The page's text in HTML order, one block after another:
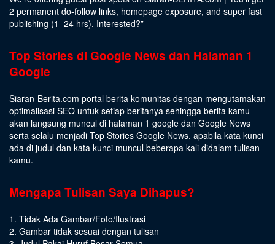
2 permanent do-follow links, homepage exposure, and super fast
publishing (1–24 hrs). Interested?”
Top Stories di Google News dan Halaman 1
Google
Siaran-Berita.com portal berita komunitas dengan mengutamakan
optimalisasi SEO untuk setiap beritanya sehingga berita kamu
akan langsung muncul di halaman 1 google dan Google News
serta selalu menjadi Top Stories Google News, apabila kata kunci
ada di judul dan kata kunci muncul beberapa kali didalam tulisan
kamu.
Mengapa Tulisan Saya Dihapus?
1. Tidak Ada Gambar/Foto/Ilustrasi
2. Gambar tidak sesuai dengan tulisan